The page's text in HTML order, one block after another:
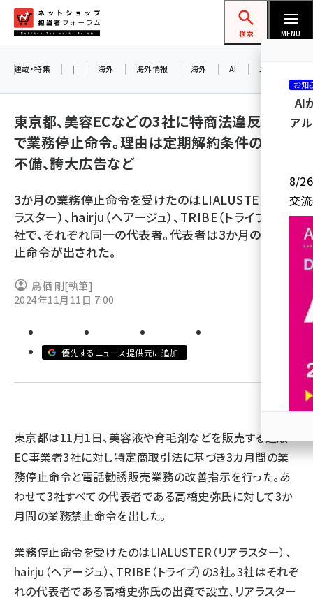
ン
ネットショップ担当者フォーラム
検索 MENU
amazon (2259)
楽天 (1874)
ecbeing (1211)
アスクル (1122)
base (1083)
revico (744)
連載・特集 | 海外 海外情報 海外 AI メタバース
東京都、美容ECなどの3社に特商法違反など
で業務停止命令。理由は定期解約条件の記載
不備、誇大広告など
3か月の業務停止命令を受けたのはLIALUSTER（リア
ラスター）、hairju（ヘアージュ）、TRIBE（トライブ）の3
社で、それぞれ同一の代表者。代表者は3か月の業務禁
止命令が出された。
鳥栖 剛[執筆]
2024年11月11日 7:00
優先するニュース提供元に追加
東京都は11月1日、美容液や育毛剤などを販売する通販・
EC事業者3社に対し特定商取引法に基づき3カ月間の業
務停止命令と電話勧誘販売業務の改善指示を行った。あ
わせて3社すべての代表者である高橋史弥氏に対して3か
月間の業務禁止命令を出した。
業務停止命令を受けたのはLIALUSTER（リアラスター）、
hairju（ヘアージュ）、TRIBE（トライブ）の3社。3社はそれぞ
れの代表者である高橋史弥氏の出資で設立、リアラスター
お知
AI
ア
8/26
交
参